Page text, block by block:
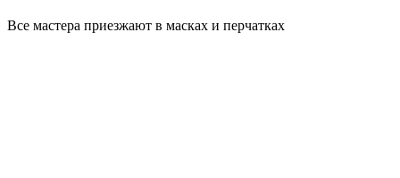
Все мастера приезжают в масках и перчатках